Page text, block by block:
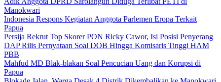
Manokwari
Indonesia Respons Kegiatan Anggota Parlemen Eropa Terkait
Papua
Persija Rekrut Top Skorer PON Ricky Cawor, Isi Posisi Penyerang
DAP Rilis Pernyataan Soal DOB Hingga Komisaris Tinggi HAM
PBB
Mahfud MD Blak-blakan Soal Pencucian Uang dan Korupsi di
Papua